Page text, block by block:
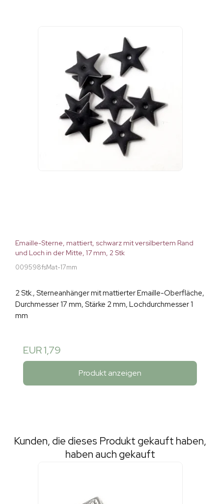
Emaille-Sterne, mattiert, schwarz mit versilbertem Rand
und Loch in der Mitte, 17 mm, 2 Stk
009598fsMat-17mm
2 Stk., Sterneanhänger mit mattierter Emaille-Oberfläche,
Durchmesser 17 mm, Stärke 2 mm, Lochdurchmesser 1
mm
EUR 1,79
Produkt anzeigen
Kunden, die dieses Produkt gekauft haben,
haben auch gekauft